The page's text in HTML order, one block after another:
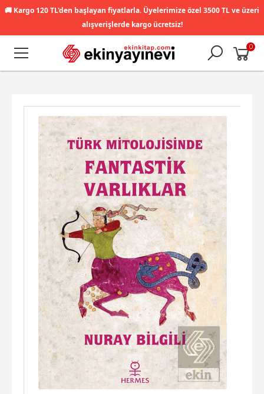
🚚 Kargo 120 TL'den başlayan fiyatlarla. Üyelerimize özel 3500 TL ve üzeri
alışverişlerde kargo ücretsiz!
0